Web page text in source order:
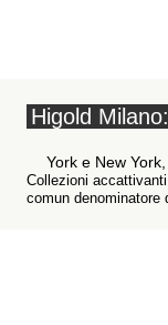
Higold
York e New
Collezioni
comun denominatore